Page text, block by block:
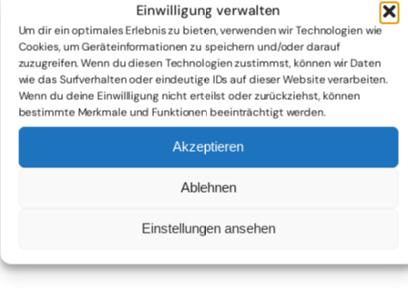
Einwilligung verwalten
Um dir ein optimales Erlebnis zu bieten, verwenden wir Technologien wie
Cookies, um Geräteinformationen zu speichern und/oder darauf
zuzugreifen. Wenn du diesen Technologien zustimmst, können wir Daten
wie das Surfverhalten oder eindeutige IDs auf dieser Website verarbeiten.
Wenn du deine Einwillligung nicht erteilst oder zurückziehst, können
bestimmte Merkmale und Funktionen beeinträchtigt werden.
Akzeptieren
Ablehnen
Einstellungen ansehen
Wir verwenden in der Schule Bücher des Westermann-/
Schroedel-/ Seydlitzverlags. Alle Bücher können von den
Schülern auch digital erworben werden.